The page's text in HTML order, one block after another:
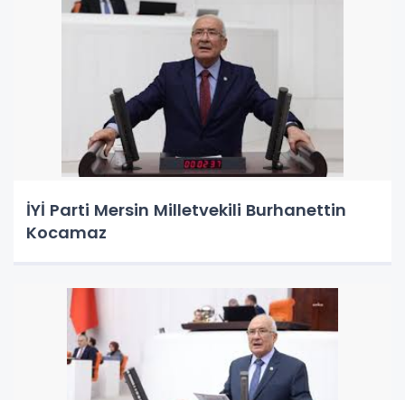
İYİ Parti Mersin Milletvekili Burhanettin
Kocamaz